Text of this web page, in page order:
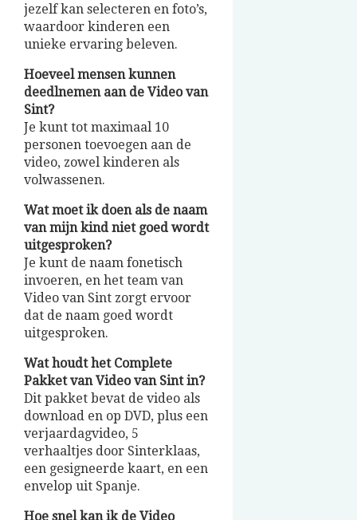
jezelf kan selecteren en foto’s,
waardoor kinderen een
unieke ervaring beleven.
Hoeveel mensen kunnen
deedlnemen aan de Video van
Sint?
Je kunt tot maximaal 10
personen toevoegen aan de
video, zowel kinderen als
volwassenen.
Wat moet ik doen als de naam
van mijn kind niet goed wordt
uitgesproken?
Je kunt de naam fonetisch
invoeren, en het team van
Video van Sint zorgt ervoor
dat de naam goed wordt
uitgesproken.
Wat houdt het Complete
Pakket van Video van Sint in?
Dit pakket bevat de video als
download en op DVD, plus een
verjaardagvideo, 5
verhaaltjes door Sinterklaas,
een gesigneerde kaart, en een
envelop uit Spanje.
Hoe snel kan ik de Video